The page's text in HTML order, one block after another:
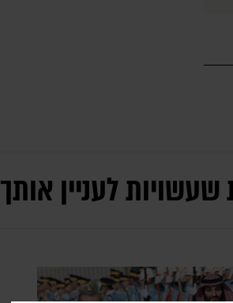
לעניין אותך